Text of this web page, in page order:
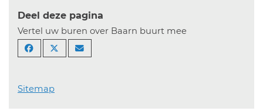
Deel deze pagina
Vertel uw buren over Baarn buurt mee
Sitemap